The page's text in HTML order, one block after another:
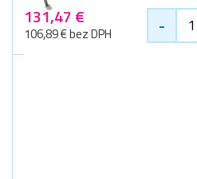
131,47 €
106,89 € bez DPH -